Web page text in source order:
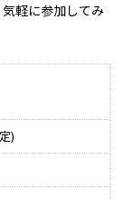
軽に参加してみ
)